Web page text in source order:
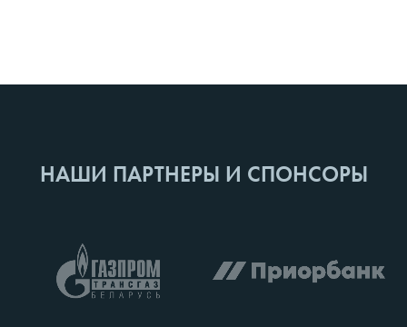
НАШИ ПАРТНЕРЫ И СПОНСОРЫ